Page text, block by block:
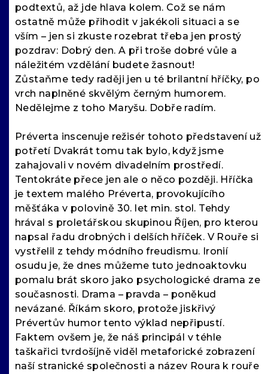
podtextů, až jde hlava kolem. Což se nám
ostatně může přihodit v jakékoli situaci a se
vším – jen si zkuste rozebrat třeba jen prostý
pozdrav: Dobrý den. A při troše dobré vůle a
náležitém vzdělání budete žasnout!
Zůstaňme tedy raději jen u té brilantní hříčky, po
vrch naplněné skvělým černým humorem.
Nedělejme z toho Maryšu. Dobře radím.
Préverta inscenuje režisér tohoto představení už
potřetí Dvakrát tomu tak bylo, když jsme
zahajovali v novém divadelním prostředí.
Tentokráte přece jen ale o něco později. Hříčka
je textem malého Préverta, provokujícího
měšťáka v polovině 30. let min. stol. Tehdy
hrával s proletářskou skupinou Říjen, pro kterou
napsal řadu drobných i delších hříček. V Rouře si
vystřelil z tehdy módního freudismu. Ironií
osudu je, že dnes můžeme tuto jednoaktovku
pomalu brát skoro jako psychologické drama ze
současnosti. Drama – pravda – poněkud
nevázané. Říkám skoro, protože jiskřivý
Prévertův humor tento výklad nepřipustí.
Faktem ovšem je, že náš principál v téhle
taškařici tvrdošíjně viděl metaforické zobrazení
naší stranické společnosti a název Roura k rouře